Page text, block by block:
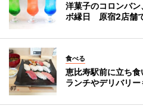
洋菓子のコロンバ
ボ縁日 原宿2店舗
食べる
恵比寿駅前に立ち
ランチやデリバリー